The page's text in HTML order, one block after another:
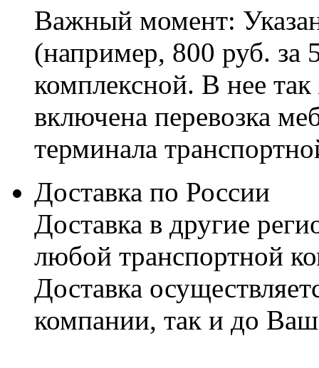
Важный момент:
(например, 800 руб. за
комплексной. В нее
включена перевозка
терминала
Доставка по России
Доставка в другие
любой транспортной
Доставка
компании, так и до